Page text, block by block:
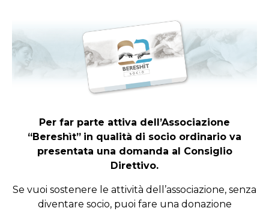
Per far parte attiva dell’Associazione
“Bereshìt” in qualità di socio ordinario va
presentata una domanda al Consiglio
Direttivo.
Se vuoi sostenere le attività dell’associazione, senza
diventare socio, puoi fare una donazione